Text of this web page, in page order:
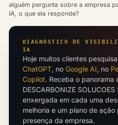
alguém pergunta sobre a empresa
IA, o que ela responde?
DIAGNÓSTICO DE
IA
Hoje muitos clientes
ChatGPT, no Google AI, no
Copilot. Receba o panorama
DESCARBONIZE
enxergada em cada uma
melhoria e um plano de
presença da empresa.